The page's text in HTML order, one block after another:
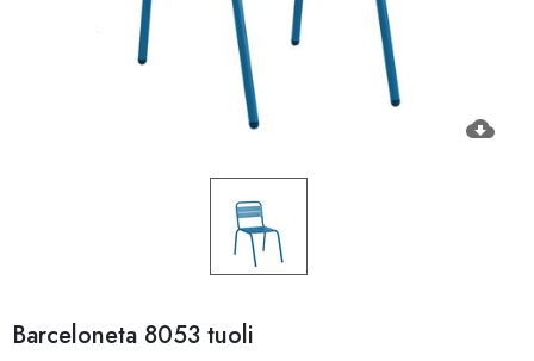
cloud_download
Barceloneta 8053 tuoli